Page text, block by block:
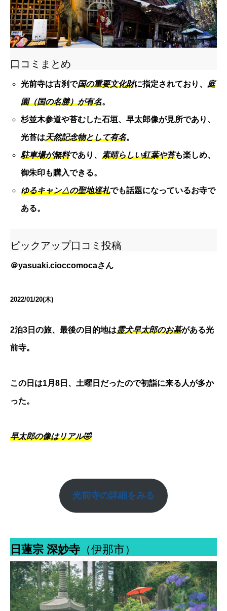
口コミまとめ
光前寺は古刹で国の重要文化財に指定されており、 庭
園（国の名勝）が有名。
杉並木参道や苔むした石垣、早太郎像が見所であり、
光苔は天然記念物として有名。
駐車場が無料であり、 素晴らしい紅葉や苔も楽しめ、
御朱印も購入できる。
ゆるキャン△の聖地巡礼でも話題になっているお寺で
ある。
ピックアップ口コミ投稿
＠yasuaki.cioccomocaさん
2022/01/20(木)
2泊3日の旅、最後の目的地は霊犬早太郎のお墓がある光
前寺。
この日は1月8日、土曜日だったので初詣に来る人が多か
った。
早太郎の像はリアル🤣
光前寺の詳細をみる
日蓮宗 深妙寺 （伊那市）